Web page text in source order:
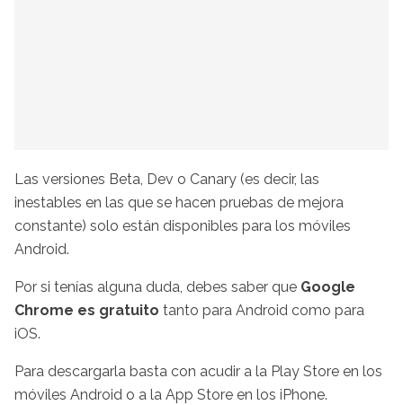
Las versiones Beta, Dev o Canary (es decir, las
inestables en las que se hacen pruebas de mejora
constante) solo están disponibles para los móviles
Android.
Por si tenías alguna duda, debes saber que Google
Chrome es gratuito tanto para Android como para
iOS.
Para descargarla basta con acudir a la Play Store en los
móviles Android o a la App Store en los iPhone.